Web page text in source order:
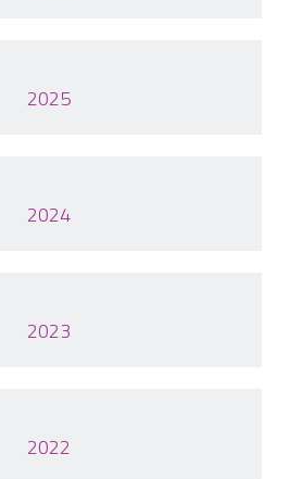
2025
2024
2023
2022